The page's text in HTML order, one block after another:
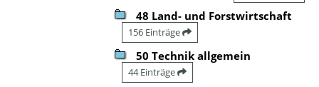
48 Land- und Forstwirtschaft
156 Einträge
50 Technik allgemein
44 Einträge